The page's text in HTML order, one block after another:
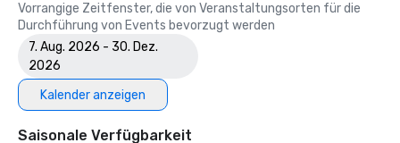
Vorrangige Zeitfenster, die von Veranstaltungsorten für die
Durchführung von Events bevorzugt werden
7. Aug. 2026 - 30. Dez.
2026
Kalender anzeigen
Saisonale Verfügbarkeit